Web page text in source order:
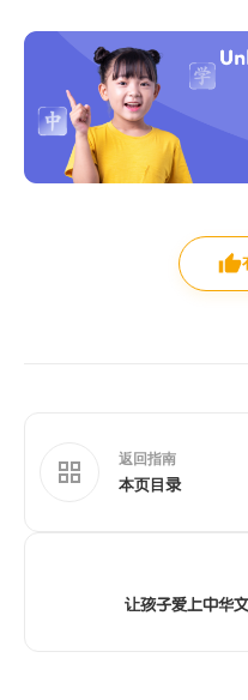
返回指南
本页目录
让孩子爱上中华